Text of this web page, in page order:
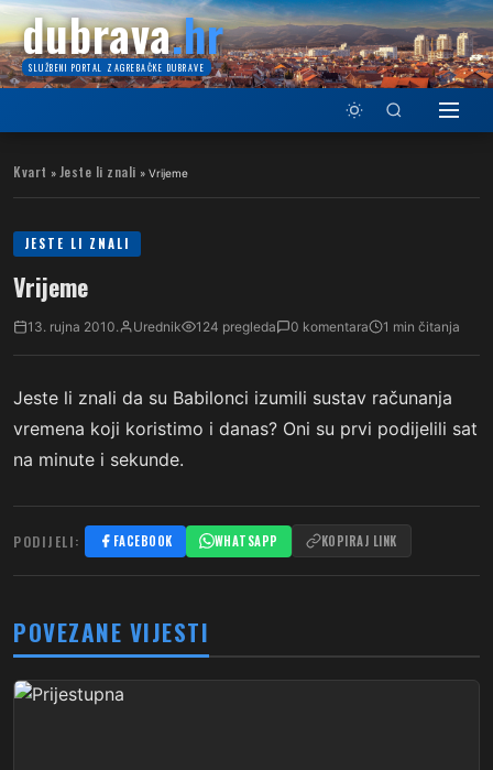
dubrava.hr
SLUŽBENI PORTAL ZAGREBAČKE DUBRAVE
Kvart » Jeste li znali » Vrijeme
JESTE LI ZNALI
Vrijeme
13. rujna 2010. Urednik 124 pregleda 0 komentara 1 min čitanja
Jeste li znali da su Babilonci izumili sustav računanja
vremena koji koristimo i danas? Oni su prvi podijelili sat
na minute i sekunde.
PODIJELI: FACEBOOK WHATSAPP KOPIRAJ LINK
POVEZANE VIJESTI